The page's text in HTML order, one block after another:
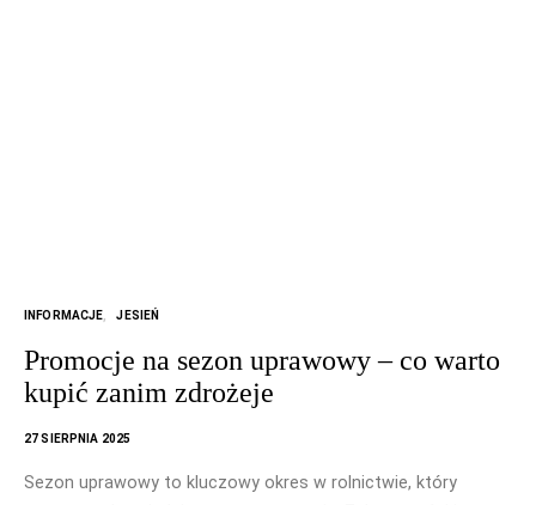
INFORMACJE JESIEŃ
Promocje na sezon uprawowy – co warto
kupić zanim zdrożeje
27 SIERPNIA 2025
Sezon uprawowy to kluczowy okres w rolnictwie, który